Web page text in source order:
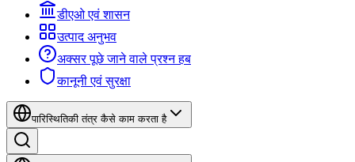
डीएओ एवं शासन
उत्पाद अनुभव
अक्सर पूछे जाने वाले प्रश्न हब
कानूनी एवं सुरक्षा
पारिस्थितिकी तंत्र कैसे काम करता है